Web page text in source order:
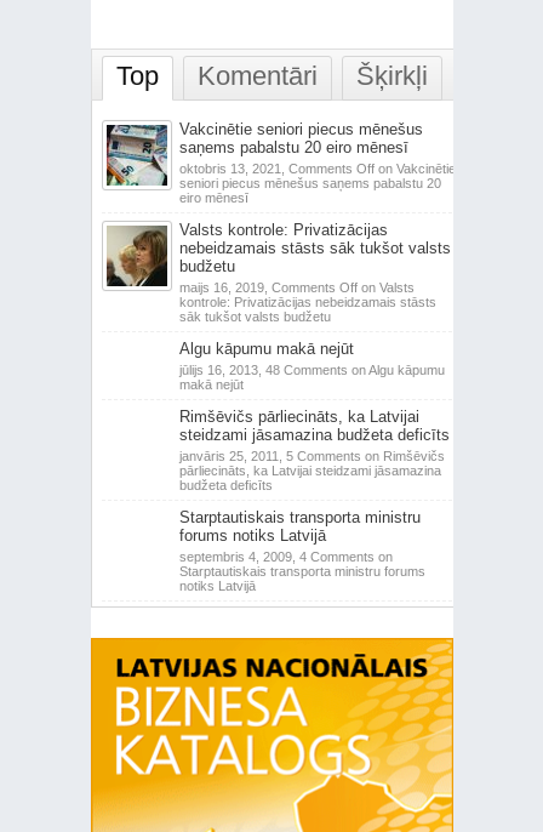
Top Komentāri Šķirkļi
Vakcinētie seniori piecus mēnešus
saņems pabalstu 20 eiro mēnesī
oktobris 13, 2021, Comments Offon Vakcinētie
seniori piecus mēnešus saņems pabalstu 20
eiro mēnesī
Valsts kontrole: Privatizācijas
nebeidzamais stāsts sāk tukšot valsts
budžetu
maijs 16, 2019, Comments Offon Valsts
kontrole: Privatizācijas nebeidzamais stāsts
sāk tukšot valsts budžetu
Algu kāpumu makā nejūt
jūlijs 16, 2013, 48 Comments on Algu kāpumu
makā nejūt
Rimšēvičs pārliecināts, ka Latvijai
steidzami jāsamazina budžeta deficīts
janvāris 25, 2011, 5 Comments on Rimšēvičs
pārliecināts, ka Latvijai steidzami jāsamazina
budžeta deficīts
Starptautiskais transporta ministru
forums notiks Latvijā
septembris 4, 2009, 4 Comments on
Starptautiskais transporta ministru forums
notiks Latvijā